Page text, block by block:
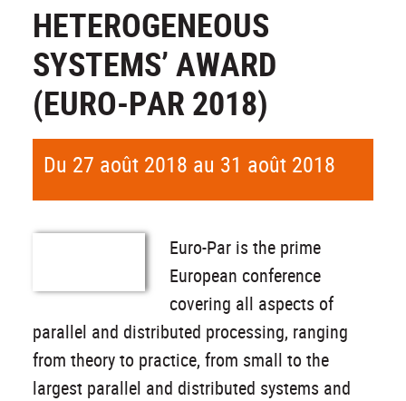
HETEROGENEOUS
SYSTEMS’ AWARD
(EURO-PAR 2018)
Du 27 août 2018 au 31 août 2018
Euro-Par is the prime
European conference
covering all aspects of
parallel and distributed processing, ranging
from theory to practice, from small to the
largest parallel and distributed systems and